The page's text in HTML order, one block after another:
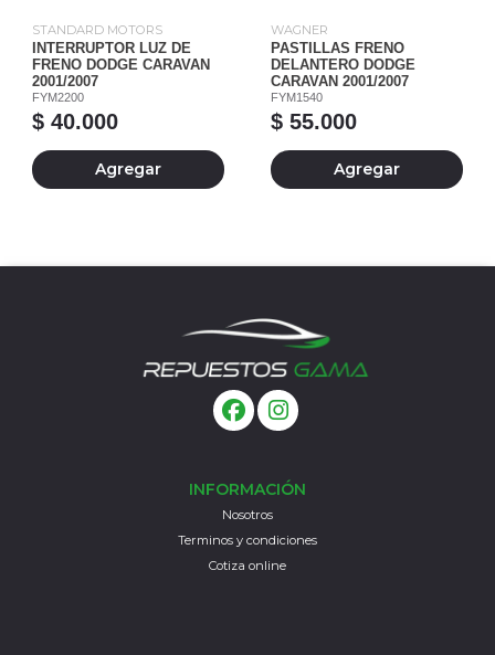
STANDARD MOTORS
INTERRUPTOR LUZ DE
FRENO DODGE CARAVAN
2001/2007
FYM2200
$ 40.000
Agregar
WAGNER
PASTILLAS FRENO
DELANTERO DODGE
CARAVAN 2001/2007
FYM1540
$ 55.000
Agregar
INFORMACIÓN
Nosotros
Terminos y condiciones
Cotiza online